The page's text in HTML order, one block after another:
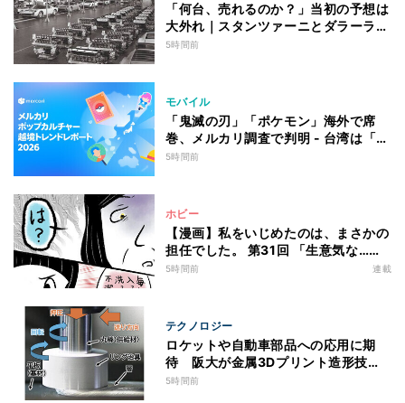
「何台、売れるのか？」当初の予想は
大外れ｜スタンツァーニとダラーラが
語る、ミウラ誕生のとき【後編】
5時間前
モバイル
「鬼滅の刃」「ポケモン」海外で席
巻、メルカリ調査で判明 - 台湾は「ベ
イブレード」が首位
5時間前
ホビー
【漫画】私をいじめたのは、まさかの
担任でした。 第31回 「生意気な…」
思い通りにならない生徒に先生は…
5時間前 連載
テクノロジー
ロケットや自動車部品への応用に期
待 阪大が金属3Dプリント造形技術
を高速化
5時間前